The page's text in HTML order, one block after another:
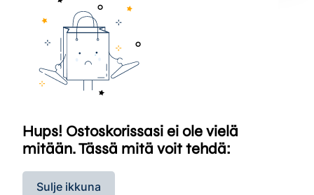
Hups! Ostoskorissasi ei ole vielä
mitään. Tässä mitä voit tehdä:
Sulje ikkuna